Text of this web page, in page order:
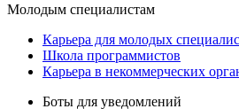
Молодым специалистам
Карьера для молодых
Школа программистов
Карьера в некоммерческих
Боты для уведомлений